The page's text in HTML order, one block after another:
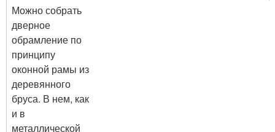
Можно собрать
дверное
обрамление по
принципу
оконной рамы из
деревянного
бруса. В нем, как
и в
металлической